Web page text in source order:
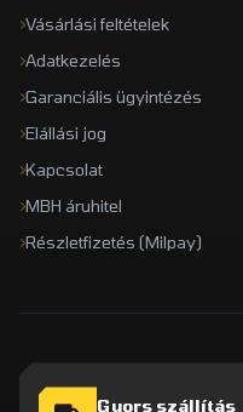
Vásárlási feltételek
Adatkezelés
Garanciális ügyintézés
Elállási jog
Kapcsolat
MBH áruhitel
Részletfizetés (Milpay)
Gyors szállítás